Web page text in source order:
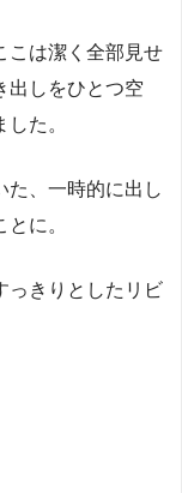
こは潔く全部見せ
出しをひとつ空
た。
た、一時的に出し
に。
っきりとしたリビ